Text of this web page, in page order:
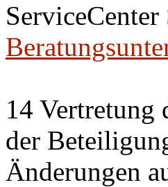
14 Vertretung
der
Änderungen